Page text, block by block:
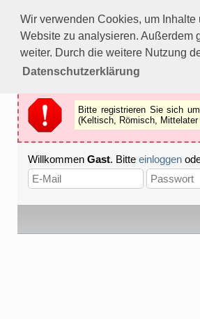
Wir verwenden Cookies, um
Website zu analysieren. Außerdem
weiter. Durch die weitere Nutzung
Datenschutzerklärung
Bitte registrieren Sie sich um alle
Als Gast können Sie z.B.keine
Bitte registrieren Sie sich
(Keltisch, Römisch,
Willkommen Gast. Bitte einloggen